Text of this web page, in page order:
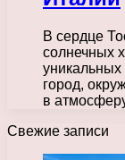
В сердце
солнечных
город,
в
Свежие записи